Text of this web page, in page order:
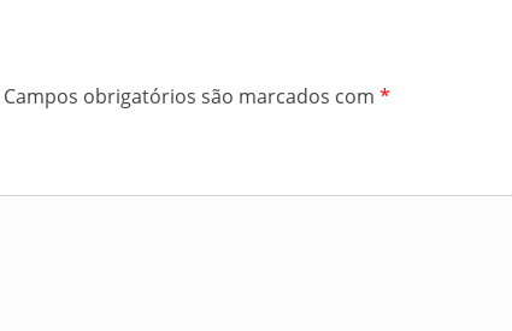
Campos obrigatórios são marcados com *